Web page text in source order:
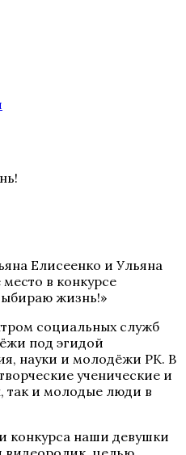
Елисеенко и Ульяна
в конкурсе
жизнь!»
социальных служб
под эгидой
науки и молодёжи РК. В
ученические и
так и молодые люди в
конкурса наши девушки